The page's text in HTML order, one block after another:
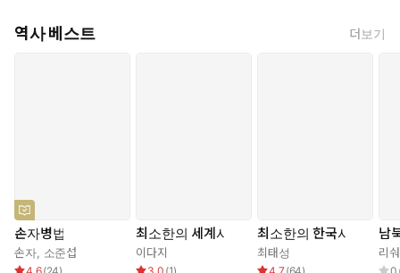
역사 베스트 더보기
손자병법
손자, 소준섭
최소한의 세계사
이다지
최소한의 한국사
최태성
남
리숴